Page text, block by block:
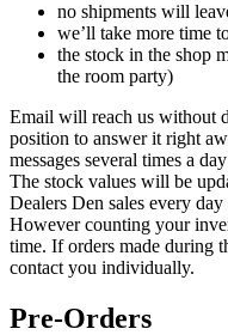
no shipments will
we’ll take more time
the stock in the shop
the room party)
Email will reach us without
position to answer it right
messages several times a
The stock values will be
Dealers Den sales every
However counting your
time. If orders made during
contact you individually.
Pre-Orders